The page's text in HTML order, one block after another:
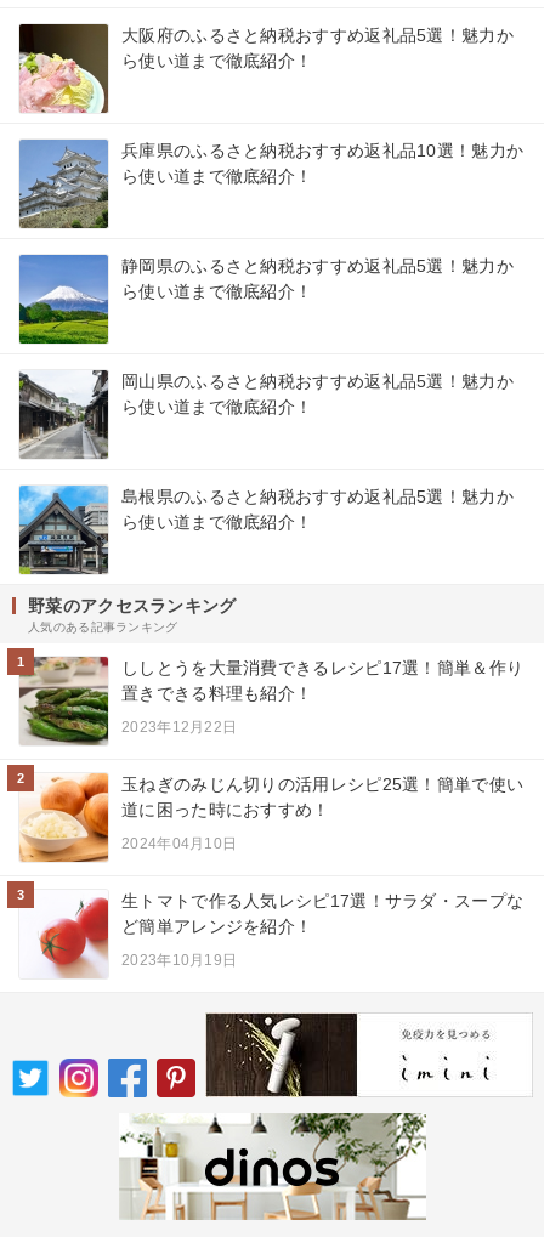
大阪府のふるさと納税おすすめ返礼品5選！魅力か
ら使い道まで徹底紹介！
兵庫県のふるさと納税おすすめ返礼品10選！魅力か
ら使い道まで徹底紹介！
静岡県のふるさと納税おすすめ返礼品5選！魅力か
ら使い道まで徹底紹介！
岡山県のふるさと納税おすすめ返礼品5選！魅力か
ら使い道まで徹底紹介！
島根県のふるさと納税おすすめ返礼品5選！魅力か
ら使い道まで徹底紹介！
野菜のアクセスランキング
人気のある記事ランキング
1
ししとうを大量消費できるレシピ17選！簡単＆作り
置きできる料理も紹介！
2023年12月22日
2
玉ねぎのみじん切りの活用レシピ25選！簡単で使い
道に困った時におすすめ！
2024年04月10日
3
生トマトで作る人気レシピ17選！サラダ・スープな
ど簡単アレンジを紹介！
2023年10月19日